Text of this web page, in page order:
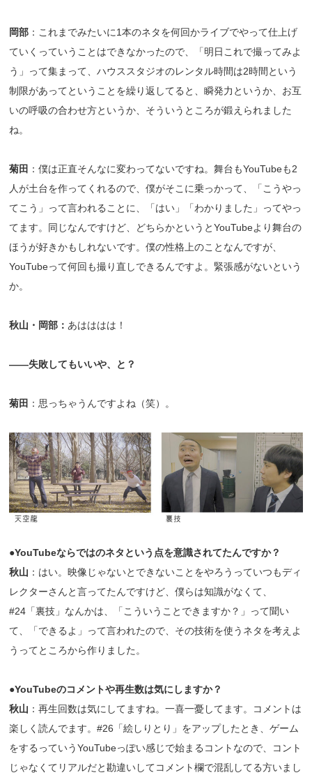
岡部 ：これまでみたいに1本のネタを何回かライブでやって仕上げ
ていくっていうことはできなかったので、「明日これで撮ってみよ
う」って集まって、ハウススタジオのレンタル時間は2時間という
制限があってということを繰り返してると、瞬発力というか、お互
いの呼吸の合わせ方というか、そういうところが鍛えられました
ね。
菊田 ：僕は正直そんなに変わってないですね。舞台もYouTubeも2
人が土台を作ってくれるので、僕がそこに乗っかって、「こうやっ
てこう」って言われることに、「はい」「わかりました」ってやっ
てます。同じなんですけど、どちらかというとYouTubeより舞台の
ほうが好きかもしれないです。僕の性格上のことなんですが、
YouTubeって何回も撮り直しできるんですよ。緊張感がないという
か。
秋山・岡部： あはははは！
――失敗してもいいや、と？
菊田 ：思っちゃうんですよね（笑）。
●YouTubeならではのネタという点を意識されてたんですか？
秋山 ：はい。映像じゃないとできないことをやろうっていつもディ
レクターさんと言ってたんですけど、僕らは知識がなくて、
#24「裏技」なんかは、「こういうことできますか？」って聞い
て、「できるよ」って言われたので、その技術を使うネタを考えよ
うってところから作りました。
●YouTubeのコメントや再生数は気にしますか？
秋山 ：再生回数は気にしてますね。一喜一憂してます。コメントは
楽しく読んでます。#26「絵しりとり」をアップしたとき、ゲーム
をするっていうYouTubeっぽい感じで始まるコントなので、コント
じゃなくてリアルだと勘違いしてコメント欄で混乱してる方いまし